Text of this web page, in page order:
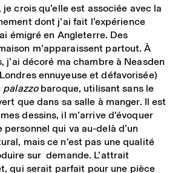
crois qu’elle est associée avec la
dont j’ai fait l’expérience
émigré en Angleterre. Des
m’apparaissent partout. À
j’ai décoré ma chambre à Neasden
ennuyeuse et défavorisée)
palazzobaroque, utilisant sans le
que dans sa salle à manger. Il est
dessins, il m’arrive d’évoquer
qui va au-delà d’un
mais ce n’est pas une qualité
sur demande. L’attrait
qui serait parfait pour une pièce